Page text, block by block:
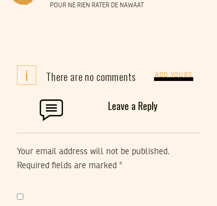
POUR NE RIEN RATER DE NAWAAT
i There are no comments ADD YOURS
Leave a Reply
Your email address will not be published.
Required fields are marked *